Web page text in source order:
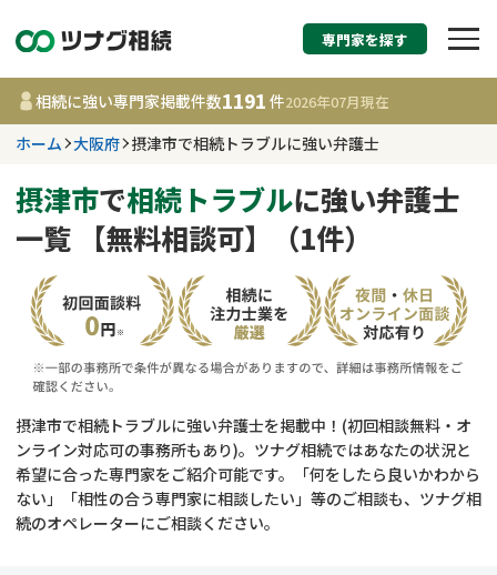
相続税申告・相続手
す
大阪府
事務所 1191
相談内容で探す
相続登記
遺留分侵害額請求
コラム
相続手続き
専門家を探す
相続に強い専門家掲載件数1191 件2026年07月現在
ホーム 大阪府 摂津市で相続トラブルに強い弁護士
摂津市で相続トラブルに強い弁護士
一覧 【無料相談可】（1件）
摂津市で相続トラブルに強い弁護士を掲載中！(初回相談無料・オ
ンライン対応可の事務所もあり)。ツナグ相続ではあなたの状況と
希望に合った専門家をご紹介可能です。「何をしたら良いかわから
ない」「相性の合う専門家に相談したい」等のご相談も、ツナグ相
続のオペレーターにご相談ください。